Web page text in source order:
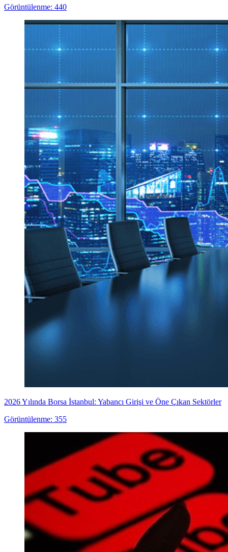
Görüntülenme: 440
2026 Yılında Borsa İstanbul: Yabancı Girişi ve Öne Çıkan Sektörler
Görüntülenme: 355